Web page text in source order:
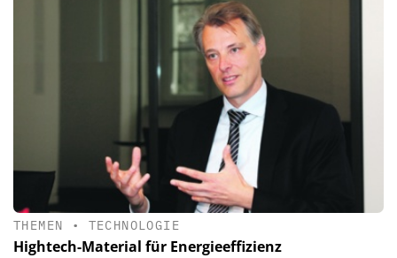
THEMEN • TECHNOLOGIE
Hightech-Material für Energieeffizienz